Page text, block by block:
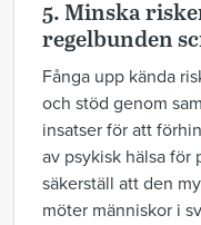
5. Minska
regelbunden
Fånga upp kända
och stöd genom
insatser för att
av psykisk hälsa för
säkerställ att den
möter människor i